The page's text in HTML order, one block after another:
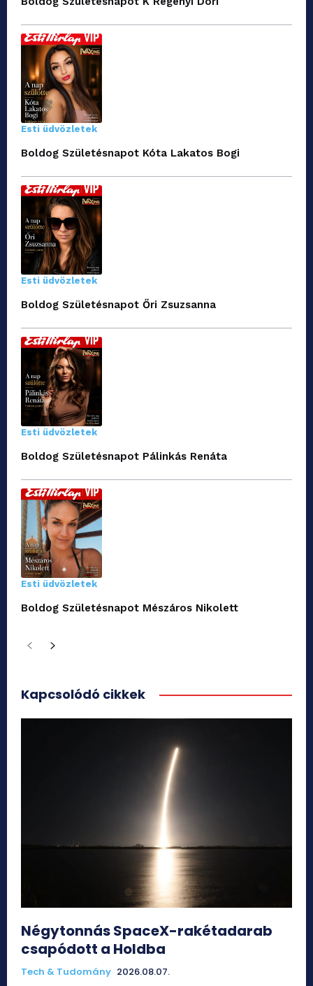
Esti üdvözletek
Boldog Születésnapot Kóta Lakatos Bogi
Esti üdvözletek
Boldog Születésnapot Őri Zsuzsanna
Esti üdvözletek
Boldog Születésnapot Pálinkás Renáta
Esti üdvözletek
Boldog Születésnapot Mészáros Nikolett
Kapcsolódó cikkek
Négytonnás SpaceX-rakétadarab
csapódott a Holdba
Tech & Tudomány 2026.08.07.